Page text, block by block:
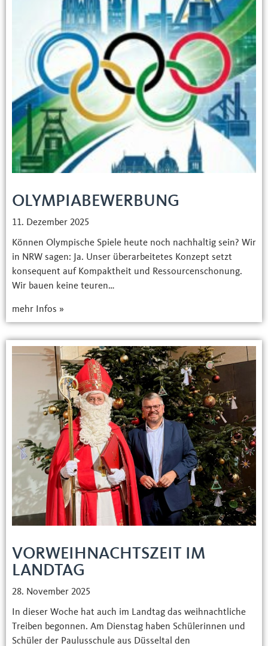
OLYMPIABEWERBUNG
11. Dezember 2025
Können Olympische Spiele heute noch nachhaltig sein? Wir
in NRW sagen: Ja. Unser überarbeitetes Konzept setzt
konsequent auf Kompaktheit und Ressourcenschonung.
Wir bauen keine teuren…
mehr Infos »
VORWEIHNACHTSZEIT IM
LANDTAG
28. November 2025
In dieser Woche hat auch im Landtag das weihnachtliche
Treiben begonnen. Am Dienstag haben Schülerinnen und
Schüler der Paulusschule aus Düsseltal den